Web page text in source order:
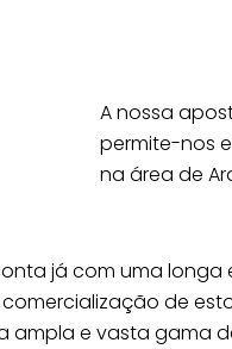
A nossa
permite-nos
na área de
já com uma
de
ampla e vasta gama